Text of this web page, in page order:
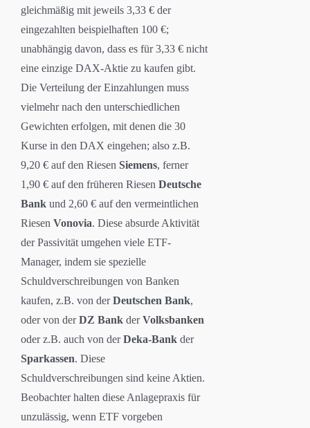
gleichmäßig mit jeweils 3,33 € der
eingezahlten beispielhaften 100 €;
unabhängig davon, dass es für 3,33 € nicht
eine einzige DAX-Aktie zu kaufen gibt.
Die Verteilung der Einzahlungen muss
vielmehr nach den unterschiedlichen
Gewichten erfolgen, mit denen die 30
Kurse in den DAX eingehen; also z.B.
9,20 € auf den Riesen Siemens, ferner
1,90 € auf den früheren Riesen Deutsche
Bank und 2,60 € auf den vermeintlichen
Riesen Vonovia. Diese absurde Aktivität
der Passivität umgehen viele ETF-
Manager, indem sie spezielle
Schuldverschreibungen von Banken
kaufen, z.B. von derDeutschen Bank,
oder von derDZ Bank derVolksbanken
oder z.B. auch von derDeka-Bank der
Sparkassen. Diese
Schuldverschreibungen sind keine Aktien.
Beobachter halten diese Anlagepraxis für
unzulässig, wenn ETF vorgeben